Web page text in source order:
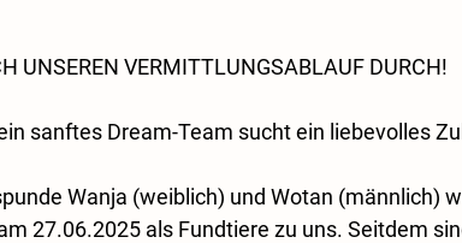
UNSEREN VERMITTLUNGSABLAUF DURCH!
sanftes Dream-Team sucht ein liebevolles
Wanja (weiblich) und Wotan (männlich)
27.06.2025 als Fundtiere zu uns. Seitdem